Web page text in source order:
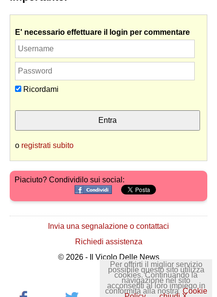
E' necessario effettuare il login per commentare
Ricordami
o registrati subito
Piaciuto? Condividilo sui social:
Invia una segnalazione o contattaci
Richiedi assistenza
© 2026 - Il Vicolo Delle News
Per offrirti il miglior servizio
possibile questo sito utilizza
cookies. Continuando la
navigazione nel sito
acconsenti al loro impiego in
conformità alla nostra Cookie